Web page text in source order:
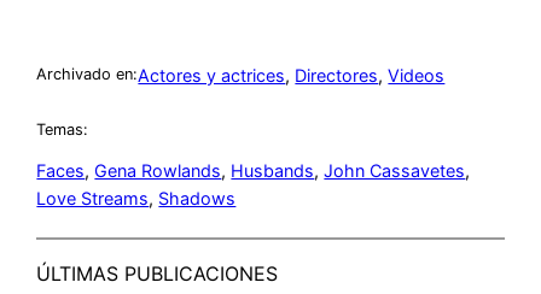
Archivado en:Actores y actrices, Directores, Videos
Temas:
Faces, Gena Rowlands, Husbands, John Cassavetes
Love Streams, Shadows
ÚLTIMAS PUBLICACIONES